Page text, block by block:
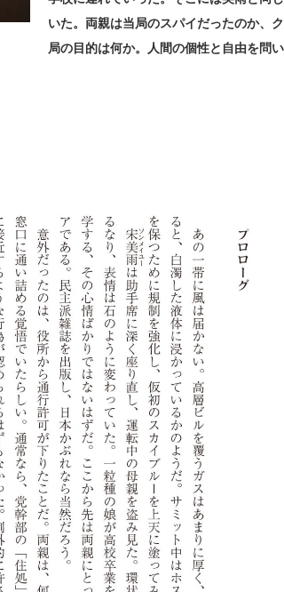
いた。両親は当局のスパイだったのか、
局の目的は何か。人間の個性と自由を問